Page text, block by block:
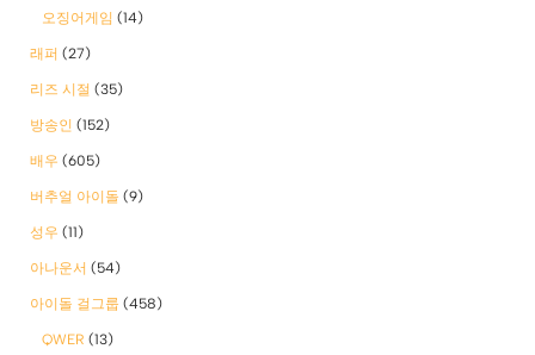
오징어게임 (14)
래퍼 (27)
리즈 시절 (35)
방송인 (152)
배우 (605)
버추얼 아이돌 (9)
성우 (11)
아나운서 (54)
아이돌 걸그룹 (458)
QWER (13)